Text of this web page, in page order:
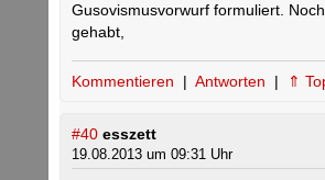
Gusovismusvorwurf formuliert.
gehabt,
Kommentieren | Antworten | ⇑
#40 esszett
19.08.2013 um 09:31 Uhr